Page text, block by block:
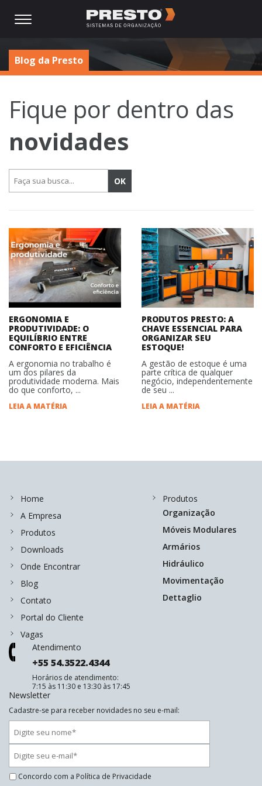
Blog da Presto
Fique por dentro das
novidades
ERGONOMIA E
PRODUTIVIDADE: O
EQUILÍBRIO ENTRE
CONFORTO E EFICIÊNCIA
A ergonomia no trabalho é
um dos pilares da
produtividade moderna. Mais
do que conforto, ...
LEIA A MATÉRIA
PRODUTOS PRESTO: A
CHAVE ESSENCIAL PARA
ORGANIZAR SEU
ESTOQUE!
A gestão de estoque é uma
parte crítica de qualquer
negócio, independentemente
de seu ...
LEIA A MATÉRIA
Home
A Empresa
Produtos
Downloads
Onde Encontrar
Blog
Contato
Portal do Cliente
Vagas
Produtos
Organização
Móveis Modulares
Armários
Hidráulico
Movimentação
Dettaglio
Atendimento
+55 54.3522.4344
Horários de atendimento:
7:15 às 11:30 e 13:30 às 17:45
Newsletter
Cadastre-se para receber novidades no seu e-mail:
Concordo com a Política de Privacidade